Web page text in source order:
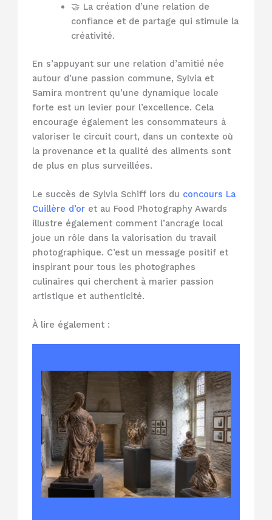
🤝 La création d’une relation de
confiance et de partage qui stimule la
créativité.
En s’appuyant sur une relation d’amitié née
autour d’une passion commune, Sylvia et
Samira montrent qu’une dynamique locale
forte est un levier pour l’excellence. Cela
encourage également les consommateurs à
valoriser le circuit court, dans un contexte où
la provenance et la qualité des aliments sont
de plus en plus surveillées.
Le succès de Sylvia Schiff lors du concours La
Cuillère d’or et au Food Photography Awards
illustre également comment l’ancrage local
joue un rôle dans la valorisation du travail
photographique. C’est un message positif et
inspirant pour tous les photographes
culinaires qui cherchent à marier passion
artistique et authenticité.
À lire également :